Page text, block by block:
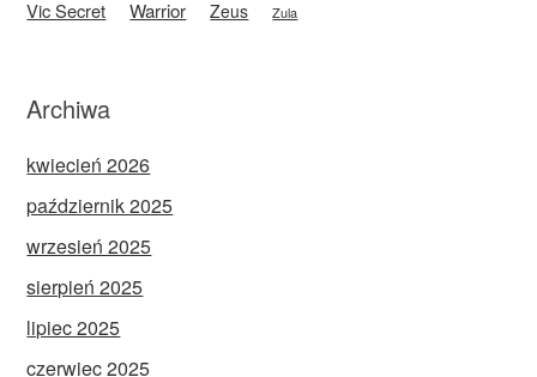
Vic Secret Warrior Zeus Zula
Archiwa
kwiecień 2026
październik 2025
wrzesień 2025
sierpień 2025
lipiec 2025
czerwiec 2025